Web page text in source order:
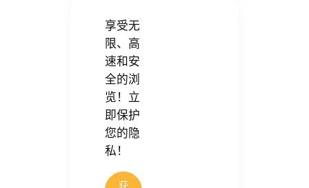
享受无
限、高
速和安
全的浏
览！立
即保护
您的隐
私！